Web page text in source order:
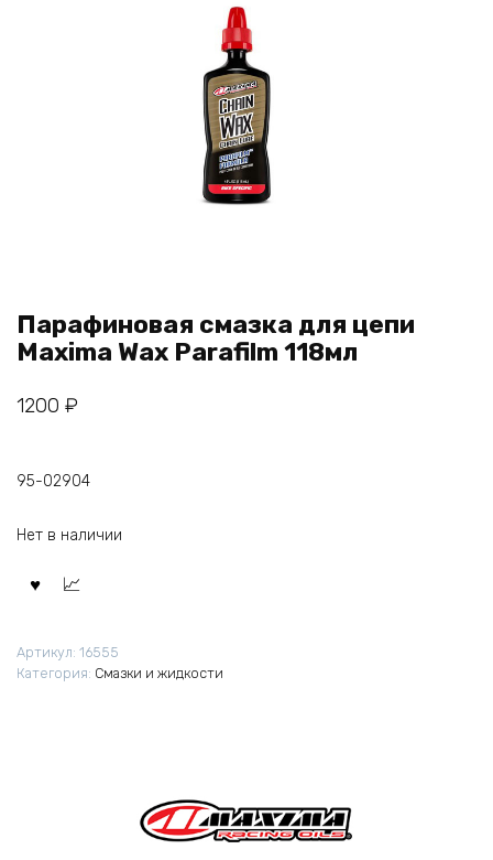
Парафиновая смазка для цепи
Maxima Wax Parafilm 118мл
1200 ₽
95-02904
Нет в наличии
Артикул: 16555
Категория: Смазки и жидкости